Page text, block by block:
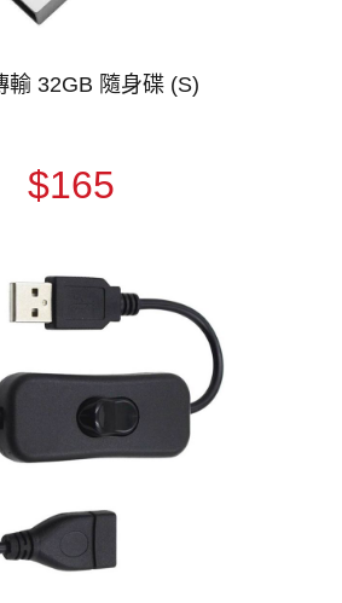
輸 32GB 隨身碟 (S)
$165